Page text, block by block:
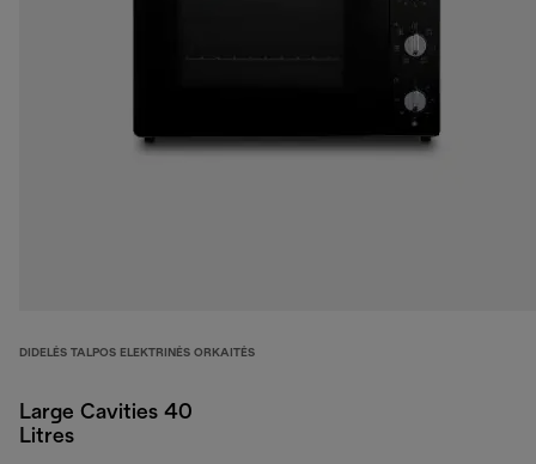
DIDELĖS TALPOS ELEKTRINĖS ORKAITĖS
Large Cavities 40
Litres